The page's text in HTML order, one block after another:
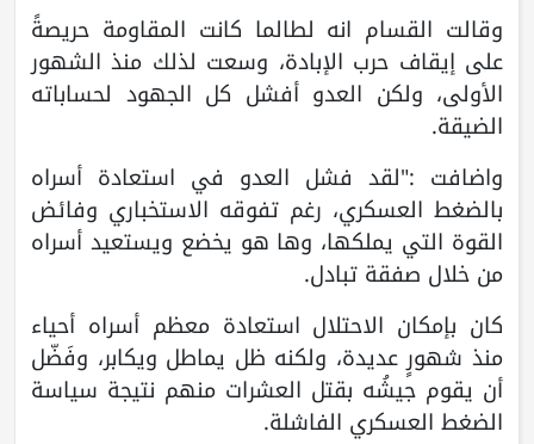
وقالت القسام انه لطالما كانت المقاومة حريصةً
على إيقاف حرب الإبادة، وسعت لذلك منذ الشهور
الأولى، ولكن العدو أفشل كل الجهود لحساباته
الضيقة.
واضافت :"لقد فشل العدو في استعادة أسراه
بالضغط العسكري، رغم تفوقه الاستخباري وفائض
القوة التي يملكها، وها هو يخضع ويستعيد أسراه
من خلال صفقة تبادل.
كان بإمكان الاحتلال استعادة معظم أسراه أحياء
منذ شهورٍ عديدة، ولكنه ظل يماطل ويكابر، وفَضّل
أن يقوم جيشُه بقتل العشرات منهم نتيجة سياسة
الضغط العسكري الفاشلة.